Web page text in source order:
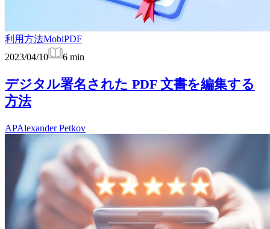
利用方法MobiPDF
2023/04/10
6 min
デジタル署名された PDF 文書を編集する
方法
APAlexander Petkov